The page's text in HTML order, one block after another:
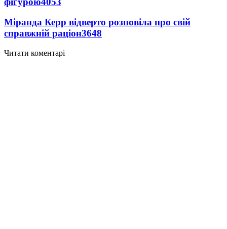
Міранда Керр відверто розповіла про свій
справжній раціон3648
Читати коментарі